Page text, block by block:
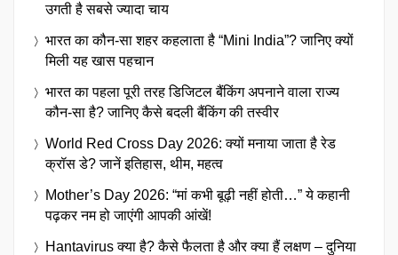
उगती है सबसे ज्यादा चाय
भारत का कौन-सा शहर कहलाता है “Mini India”? जानिए क्यों
मिली यह खास पहचान
भारत का पहला पूरी तरह डिजिटल बैंकिंग अपनाने वाला राज्य
कौन-सा है? जानिए कैसे बदली बैंकिंग की तस्वीर
World Red Cross Day 2026: क्यों मनाया जाता है रेड
क्रॉस डे? जानें इतिहास, थीम, महत्व
Mother’s Day 2026: “मां कभी बूढ़ी नहीं होती…” ये कहानी
पढ़कर नम हो जाएंगी आपकी आंखें!
Hantavirus क्या है? कैसे फैलता है और क्या हैं लक्षण – दुनिया